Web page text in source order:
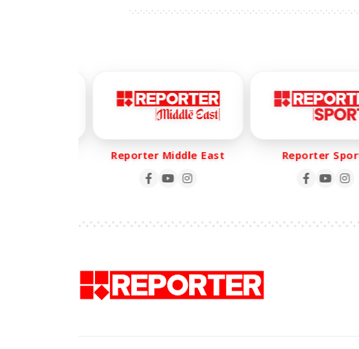
Reporter Middle East Reporter Sports